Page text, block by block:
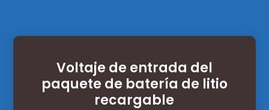
Voltaje de entrada del
paquete de batería de litio
recargable